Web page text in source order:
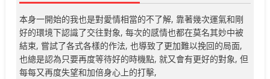
本身一開始的我也是對愛情相當的不了解, 靠著幾次運氣和剛
好的環境下認識了交往對象, 每次的感情也都在莫名其妙中被
結束, 嘗試了各式各樣的作法, 也導致了更加難以挽回的局面,
也總是認為只要再度等待好的時機點, 就又會有更好的對象, 但
每每又再度失望和加倍身心上的打擊,